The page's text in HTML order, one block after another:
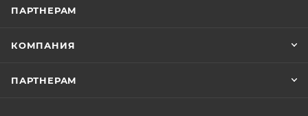
ПАРТНЕРАМ
КОМПАНИЯ
ПАРТНЕРАМ